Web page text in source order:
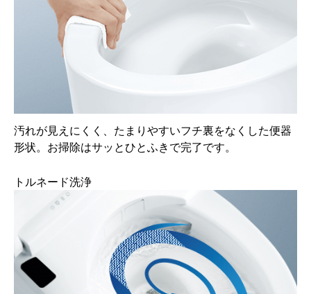
汚れが見えにくく、たまりやすいフチ裏をなくした便器
形状。お掃除はサッとひとふきで完了です。
トルネード洗浄